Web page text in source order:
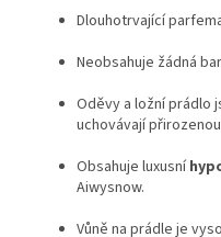
Dlouhotrvající
Neobsahuje žádná
Oděvy a ložní prádlo
uchovávají
Obsahuje luxusní
Aiwysnow.
Vůně na prádle je